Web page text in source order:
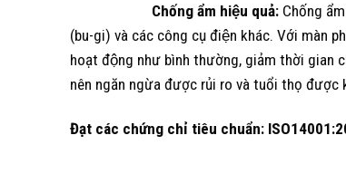
Chống ẩm hiệu quả: Chống
(bu-gi) và các công cụ điện khác. Với màn
hoạt động như bình thường, giảm thời gian
nên ngăn ngừa được rủi ro và tuổi thọ được
Đạt các chứng chỉ tiêu chuẩn: